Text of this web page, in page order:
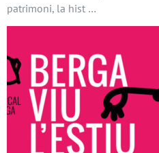
patrimoni, la hist …